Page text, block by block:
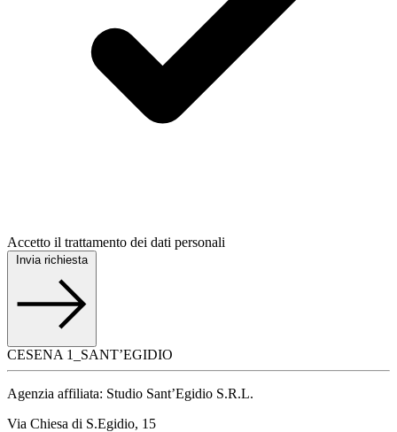
Accetto il trattamento dei dati personali
Invia richiesta
CESENA 1_SANT’EGIDIO
Agenzia affiliata: Studio Sant’Egidio S.R.L.
Via Chiesa di S.Egidio, 15